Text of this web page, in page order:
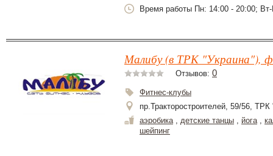
Время работы Пн: 14:00 - 20:00;
Малибу (в ТРК "Украина"),
Отзывов: 0
Фитнес-клубы
пр.Тракторостроителей, 59/56,
аэробика, детские танцы , йога,
шейпинг